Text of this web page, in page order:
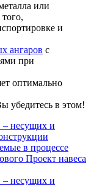
или
и
ангаров с
при
оптимально
убедитесь в этом!